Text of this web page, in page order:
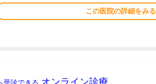
この医院の詳細をみる
オンライン診療